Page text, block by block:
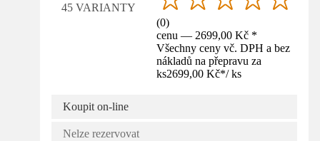
45 VARIANTY
(0)
cenu — 2699,00 Kč *
Všechny ceny vč. DPH a bez
nákladů na přepravu za
ks2699,00 Kč*/ ks
Koupit on-line
Nelze rezervovat